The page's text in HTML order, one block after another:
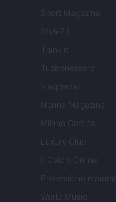
Sport Magazine
Style24
Think.it
Tuobenessere
Viaggiamo
Nonne Magazine
Milano Cortina
Luxury Club
Il Calcio Online
Professione mamma
World Music